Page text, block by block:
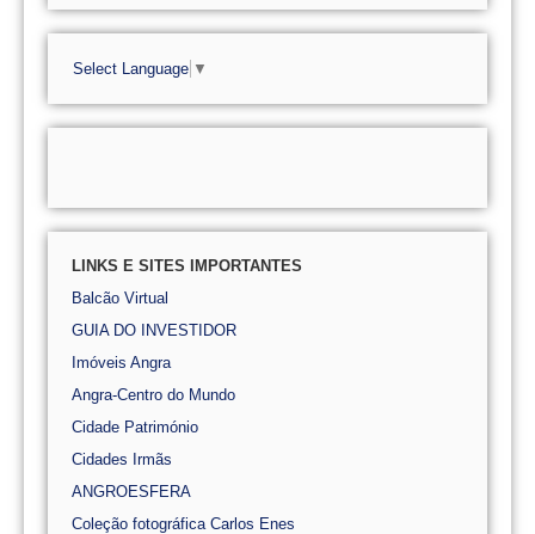
Select Language ▼
LINKS E SITES IMPORTANTES
Balcão Virtual
GUIA DO INVESTIDOR
Imóveis Angra
Angra-Centro do Mundo
Cidade Património
Cidades Irmãs
ANGROESFERA
Coleção fotográfica Carlos Enes